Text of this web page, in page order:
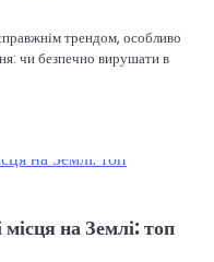
трендом, особливо
чи безпечно вирушати в
на Землі: топ